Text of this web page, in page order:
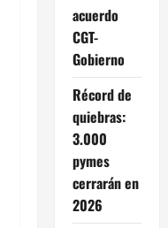
acuerdo
CGT-
Gobierno
Récord de
quiebras:
3.000
pymes
cerrarán en
2026